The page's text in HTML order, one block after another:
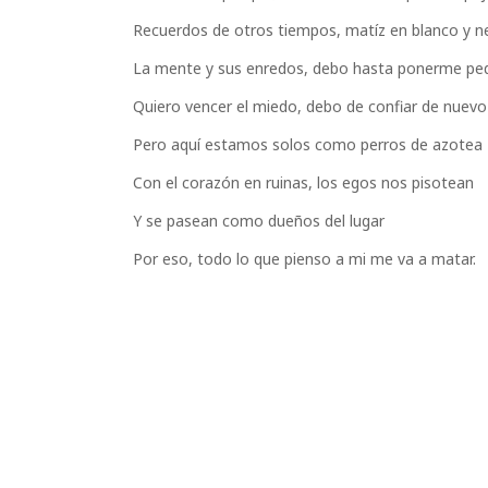
Recuerdos de otros tiempos, matíz en blanco y
La mente y sus enredos, debo hasta ponerme
Quiero vencer el miedo, debo de confiar de nuevo
Pero aquí estamos solos como perros de azotea
Con el corazón en ruinas, los egos nos pisotean
Y se pasean como dueños del lugar
Por eso, todo lo que pienso a mi me va a matar.